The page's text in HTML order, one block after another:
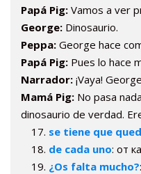
Papá Pig: Vamos a ver
George: Dinosaurio.
Peppa: George hace
Papá Pig: Pues lo hace
Narrador: ¡Vaya!
Mamá Pig: No pasa
dinosaurio de verdad.
se tiene que
de cada uno: от
¿Os falta mucho?